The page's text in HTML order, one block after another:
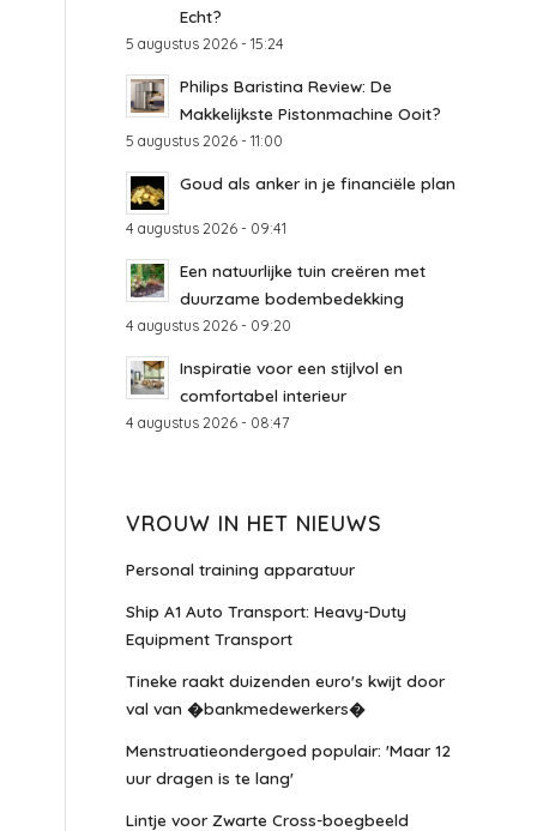
Echt?
5 augustus 2026 - 15:24
Philips Baristina Review: De
Makkelijkste Pistonmachine Ooit?
5 augustus 2026 - 11:00
Goud als anker in je financiële plan
4 augustus 2026 - 09:41
Een natuurlijke tuin creëren met
duurzame bodembedekking
4 augustus 2026 - 09:20
Inspiratie voor een stijlvol en
comfortabel interieur
4 augustus 2026 - 08:47
VROUW IN HET NIEUWS
Personal training apparatuur
Ship A1 Auto Transport: Heavy-Duty
Equipment Transport
Tineke raakt duizenden euro's kwijt door
val van �bankmedewerkers�
Menstruatieondergoed populair: 'Maar 12
uur dragen is te lang'
Lintje voor Zwarte Cross-boegbeeld